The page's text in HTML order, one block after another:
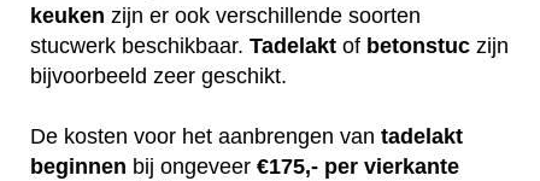
keuken zijn er ook verschillende soorten
stucwerk beschikbaar. Tadelakt of betonstuc zijn
bijvoorbeeld zeer geschikt.
De kosten voor het aanbrengen van tadelakt
beginnen bij ongeveer €175,- per vierkante